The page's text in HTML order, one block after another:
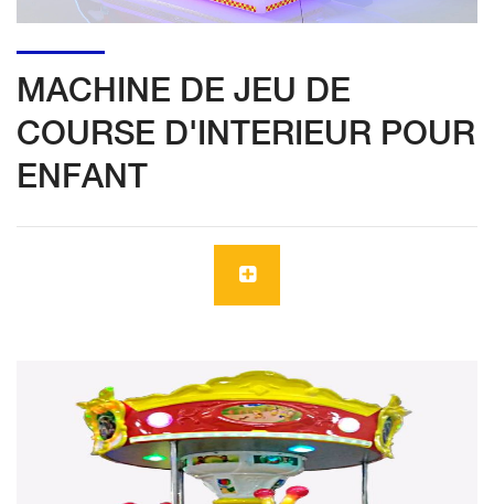
MACHINE DE JEU DE
COURSE D'INTERIEUR POUR
ENFANT